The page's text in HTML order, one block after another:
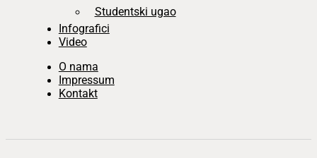
Studentski ugao
Infografici
Video
O nama
Impressum
Kontakt